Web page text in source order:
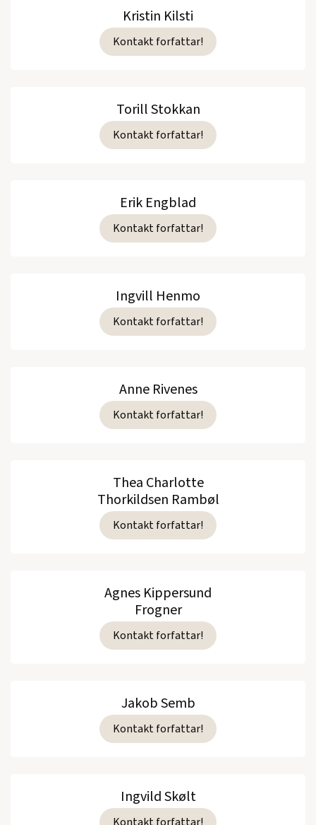
Kristin Kilsti
Kontakt forfattar!
Torill Stokkan
Kontakt forfattar!
Erik Engblad
Kontakt forfattar!
Ingvill Henmo
Kontakt forfattar!
Anne Rivenes
Kontakt forfattar!
Thea Charlotte
Thorkildsen Rambøl
Kontakt forfattar!
Agnes Kippersund
Frogner
Kontakt forfattar!
Jakob Semb
Kontakt forfattar!
Ingvild Skølt